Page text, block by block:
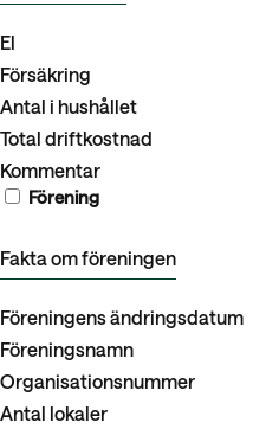
El
Försäkring
Antal i hushållet
Total driftkostnad
Kommentar
Förening
Fakta om föreningen
Föreningens ändringsdatum
Föreningsnamn
Organisationsnummer
Antal lokaler